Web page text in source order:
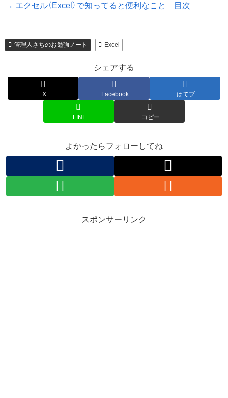
→ エクセル（Excel）で知ってると便利なこと 目次
管理人さちのお勉強ノート Excel
シェアする
X Facebook はてブ
LINE コピー
よかったらフォローしてね
スポンサーリンク